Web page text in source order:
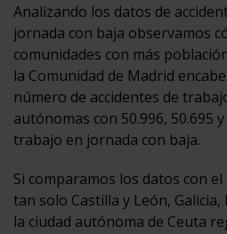
Analizando los datos de
jornada con baja observamos
comunidades con más
la Comunidad de Madrid
número de accidentes de
autónomas con 50.996, 50.695
trabajo en jornada con baja.
Si comparamos los datos con
tan solo Castilla y León,
la ciudad autónoma de Ceuta